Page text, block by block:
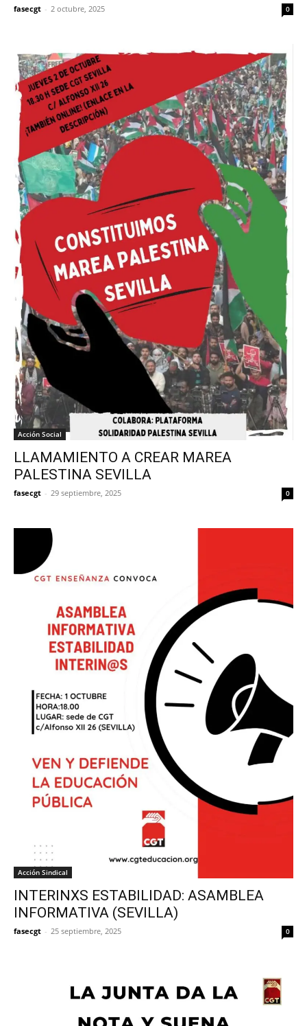
fasecgt - 2 octubre, 2025 0
Acción Social
LLAMAMIENTO A CREAR MAREA
PALESTINA SEVILLA
fasecgt - 29 septiembre, 2025 0
Acción Sindical
INTERINXS ESTABILIDAD: ASAMBLEA
INFORMATIVA (SEVILLA)
fasecgt - 25 septiembre, 2025 0